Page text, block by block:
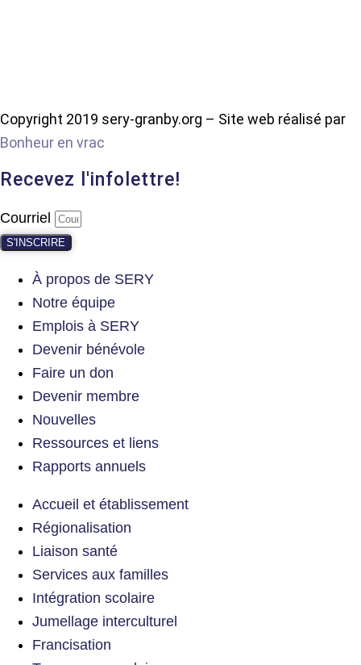
Copyright 2019 sery-granby.org – Site web réalisé par
Bonheur en vrac
Recevez l'infolettre!
Courriel
S'INSCRIRE
À propos de SERY
Notre équipe
Emplois à SERY
Devenir bénévole
Faire un don
Devenir membre
Nouvelles
Ressources et liens
Rapports annuels
Accueil et établissement
Régionalisation
Liaison santé
Services aux familles
Intégration scolaire
Jumellage interculturel
Francisation